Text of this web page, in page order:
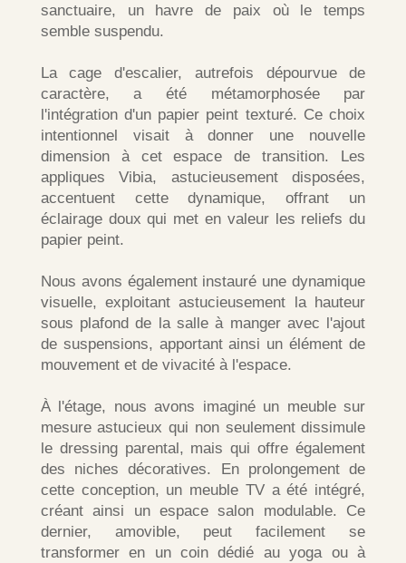
sanctuaire, un havre de paix où le temps
semble suspendu.
La cage d'escalier, autrefois dépourvue de
caractère, a été métamorphosée par
l'intégration d'un papier peint texturé. Ce choix
intentionnel visait à donner une nouvelle
dimension à cet espace de transition. Les
appliques Vibia, astucieusement disposées,
accentuent cette dynamique, offrant un
éclairage doux qui met en valeur les reliefs du
papier peint.
Nous avons également instauré une dynamique
visuelle, exploitant astucieusement la hauteur
sous plafond de la salle à manger avec l'ajout
de suspensions, apportant ainsi un élément de
mouvement et de vivacité à l'espace.
À l'étage, nous avons imaginé un meuble sur
mesure astucieux qui non seulement dissimule
le dressing parental, mais qui offre également
des niches décoratives. En prolongement de
cette conception, un meuble TV a été intégré,
créant ainsi un espace salon modulable. Ce
dernier, amovible, peut facilement se
transformer en un coin dédié au yoga ou à